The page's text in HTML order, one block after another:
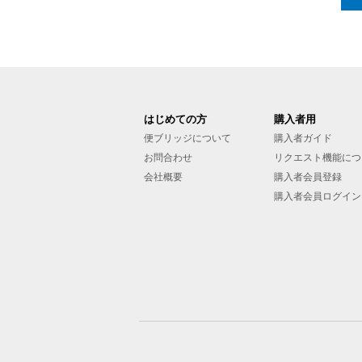
はじめての方
便ブリッジについて
お問合わせ
会社概要
購入者用
購入者ガイド
リクエスト機能に
購入者会員登録
購入者会員ログイン